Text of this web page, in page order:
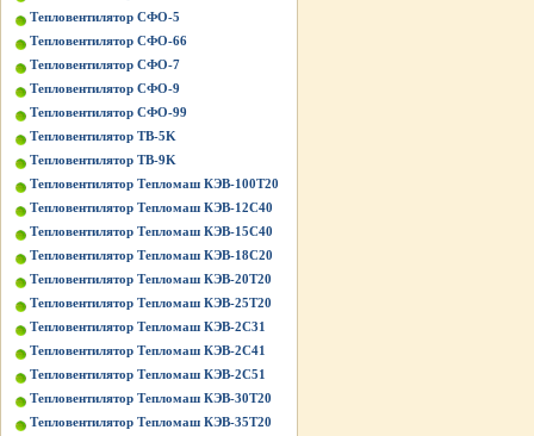
Тепловентилятор СФО-5
Тепловентилятор СФО-66
Тепловентилятор СФО-7
Тепловентилятор СФО-9
Тепловентилятор СФО-99
Тепловентилятор ТВ-5K
Тепловентилятор ТВ-9K
Тепловентилятор Тепломаш КЭВ-100Т20
Тепловентилятор Тепломаш КЭВ-12С40
Тепловентилятор Тепломаш КЭВ-15С40
Тепловентилятор Тепломаш КЭВ-18С20
Тепловентилятор Тепломаш КЭВ-20Т20
Тепловентилятор Тепломаш КЭВ-25Т20
Тепловентилятор Тепломаш КЭВ-2С31
Тепловентилятор Тепломаш КЭВ-2С41
Тепловентилятор Тепломаш КЭВ-2С51
Тепловентилятор Тепломаш КЭВ-30Т20
Тепловентилятор Тепломаш КЭВ-35Т20